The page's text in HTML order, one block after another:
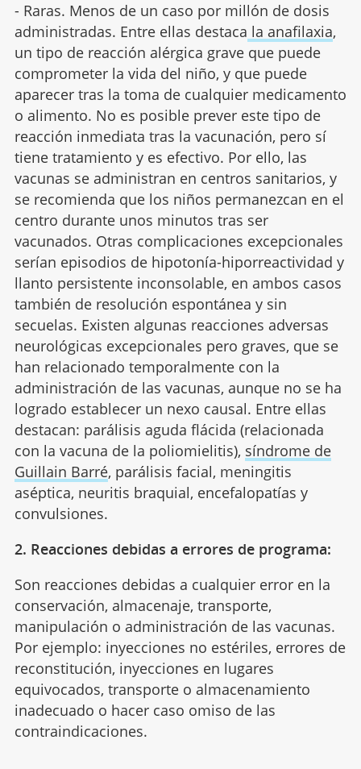
- Raras. Menos de un caso por millón de dosis
administradas. Entre ellas destaca la anafilaxia,
un tipo de reacción alérgica grave que puede
comprometer la vida del niño, y que puede
aparecer tras la toma de cualquier medicamento
o alimento. No es posible prever este tipo de
reacción inmediata tras la vacunación, pero sí
tiene tratamiento y es efectivo. Por ello, las
vacunas se administran en centros sanitarios, y
se recomienda que los niños permanezcan en el
centro durante unos minutos tras ser
vacunados. Otras complicaciones excepcionales
serían episodios de hipotonía-hiporreactividad y
llanto persistente inconsolable, en ambos casos
también de resolución espontánea y sin
secuelas. Existen algunas reacciones adversas
neurológicas excepcionales pero graves, que se
han relacionado temporalmente con la
administración de las vacunas, aunque no se ha
logrado establecer un nexo causal. Entre ellas
destacan: parálisis aguda flácida (relacionada
con la vacuna de la poliomielitis), síndrome de
Guillain Barré, parálisis facial, meningitis
aséptica, neuritis braquial, encefalopatías y
convulsiones.
2. Reacciones debidas a errores de programa:
Son reacciones debidas a cualquier error en la
conservación, almacenaje, transporte,
manipulación o administración de las vacunas.
Por ejemplo: inyecciones no estériles, errores de
reconstitución, inyecciones en lugares
equivocados, transporte o almacenamiento
inadecuado o hacer caso omiso de las
contraindicaciones.